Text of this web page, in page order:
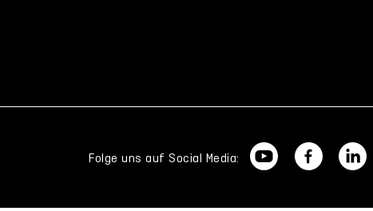
Folge uns auf Social Media: